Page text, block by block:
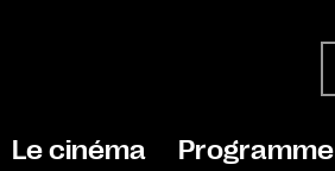
Le cinéma Programme